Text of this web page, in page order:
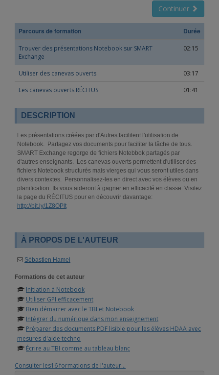
Continuer
Parcours de formation Durée
Trouver des présentations Notebook sur SMART
Exchange
02:15
Utiliser des canevas ouverts
03:17
Les canevas ouverts RÉCITUS
01:41
DESCRIPTION
Les présentations créées par d'Autres facilitent l'utilisation de
Notebook. Partagez vos documents pour faciliter la tâche de tous.
SMART Exchange regorge de fichiers Notebbok partagés par
d'autres enseignants. Les canevas ouverts permettent d'utiliser des
fichiers Notebook structurés mais vierges qui vous seront utiles dans
divers contextes. Personnalisez-les en direct avec vos élèves ou en
planification. Ils vous aideront à gagner en efficacité en classe. Visitez
la page du RÉCITUS pour en découvrir davantage:
http://bit.ly/1Z8OPlt
À PROPOS DE L'AUTEUR
Sébastien Hamel
Formations de cet auteur
Initiation à Notebook
Utiliser GPI efficacement
Bien démarrer avec le TBI et Notebook
Intégrer du numérique dans mon enseignement
Préparer des documents PDF lisible pour les élèves HDAA avec
mesures d'aide techno
Écrire au TBI comme au tableau blanc
Consulter les16 formations de l'auteur...